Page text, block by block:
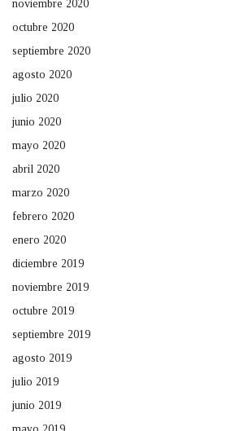
noviembre 2020
octubre 2020
septiembre 2020
agosto 2020
julio 2020
junio 2020
mayo 2020
abril 2020
marzo 2020
febrero 2020
enero 2020
diciembre 2019
noviembre 2019
octubre 2019
septiembre 2019
agosto 2019
julio 2019
junio 2019